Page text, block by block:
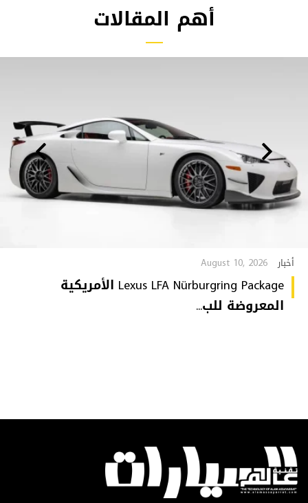
أهم المقالات
أخبار August 10, 2026
Lexus LFA Nürburgring Package الأمريكية
المعروضة للب...